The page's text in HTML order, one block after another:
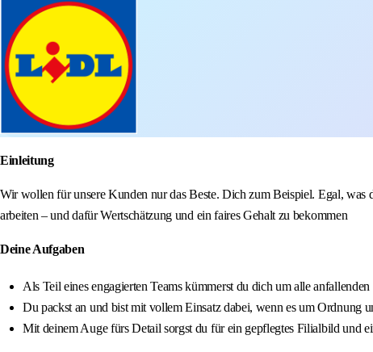
Einleitung
Wir wollen für unsere Kunden nur das Beste. Dich zum Beispiel. Egal, was
arbeiten – und dafür Wertschätzung und ein faires Gehalt zu bekommen
Deine Aufgaben
Als Teil eines engagierten Teams kümmerst du dich um alle
Du packst an und bist mit vollem Einsatz dabei, wenn es um Ordnung
Mit deinem Auge fürs Detail sorgst du für ein gepflegtes Filialbild und